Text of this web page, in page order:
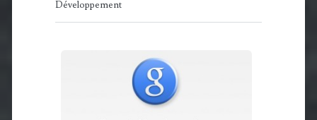
Développement